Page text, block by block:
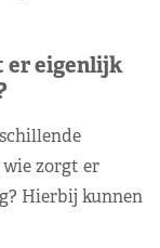
er eigenlijk
wie zorgt er
Hierbij kunnen